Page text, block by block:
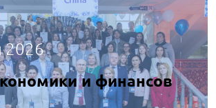
2026
и финансов